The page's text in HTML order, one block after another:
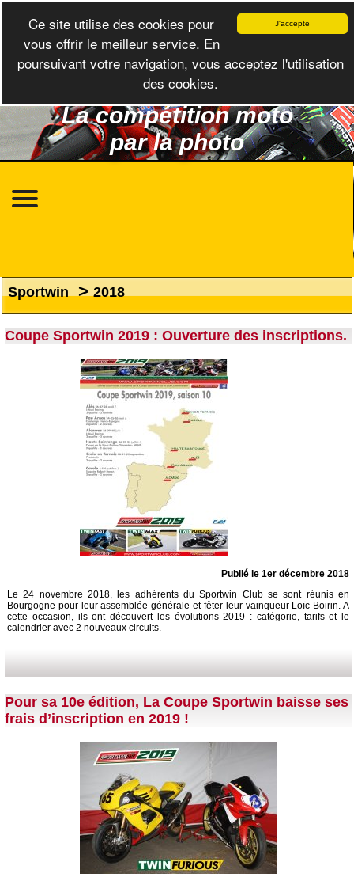
La compétition moto
par la photo
Sportwin>2018
Coupe Sportwin 2019 : Ouverture des inscriptions.
Publié le 1er décembre 2018
Le 24 novembre 2018, les adhérents du Sportwin Club se sont réunis en
Bourgogne pour leur assemblée générale et fêter leur vainqueur Loïc Boirin. A
cette occasion, ils ont découvert les évolutions 2019 : catégorie, tarifs et le
calendrier avec 2 nouveaux circuits.
Pour sa 10e édition, La Coupe Sportwin baisse ses
frais d’inscription en 2019 !
J'accepte
Ce site utilise des cookies pour
vous offrir le meilleur service. En
poursuivant votre navigation, vous acceptez l'utilisation
des cookies.